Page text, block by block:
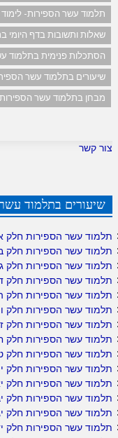
תלמוד עשר הספירות- לימוד
שאלות ותשובות בדף היומי
הסתכלות פנימית בתלמוד
שיעורים בתלמוד עשר
מבחן בתלמוד עשר
צור קשר
שיעורים בתלמוד
תלמוד עשר הספירות חלק
תלמוד עשר הספירות חלק
תלמוד עשר הספירות חלק ג
תלמוד עשר הספירות חלק
תלמוד עשר הספירות חלק
תלמוד עשר הספירות חלק ו
תלמוד עשר הספירות חלק ז
תלמוד עשר הספירות חלק
תלמוד עשר הספירות חלק
תלמוד עשר הספירות חלק י
תלמוד עשר הספירות חלק
תלמוד עשר הספירות חלק
תלמוד עשר הספירות חלק
תלמוד עשר הספירות חלק